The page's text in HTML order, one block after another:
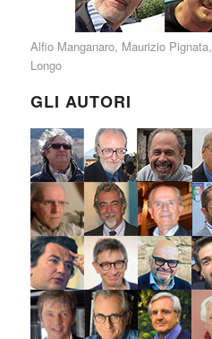
Alfio Manganaro, Maurizio Pignata,
Longo
GLI AUTORI